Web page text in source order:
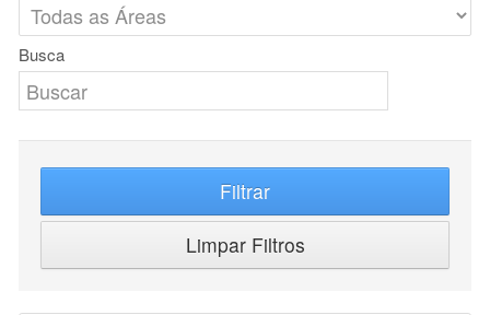
Busca
Filtrar
Limpar Filtros